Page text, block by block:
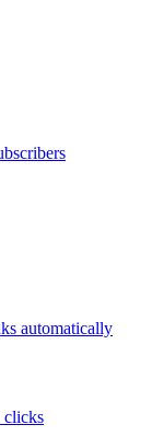
automatically
clicks